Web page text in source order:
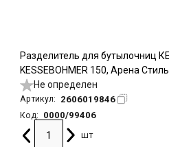
Разделитель для бутылочниц
KESSEBOHMER 150, Арена
Не определен
Артикул: 2606019846
Код:
0000/99406
шт